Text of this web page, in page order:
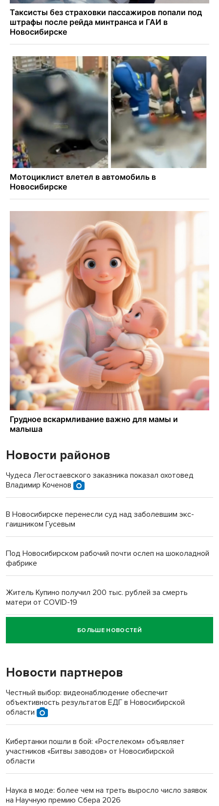
Новости районов
Чудеса Легостаевского заказника показал охотовед
Владимир Коченов
В Новосибирске перенесли суд над заболевшим экс-
гаишником Гусевым
Под Новосибирском рабочий почти ослеп на шоколадной
фабрике
Житель Купино получил 200 тыс. рублей за смерть
матери от COVID-19
Новосибирский суд наказал водителя за смерть
пенсионерки на вокзале
БОЛЬШЕ НОВОСТЕЙ
Новости партнеров
Честный выбор: видеонаблюдение обеспечит
объективность результатов ЕДГ в Новосибирской
области
Кибертанки пошли в бой: «Ростелеком» объявляет
участников «Битвы заводов» от Новосибирской
области
Наука в моде: более чем на треть выросло число заявок
на Научную премию Сбера 2026